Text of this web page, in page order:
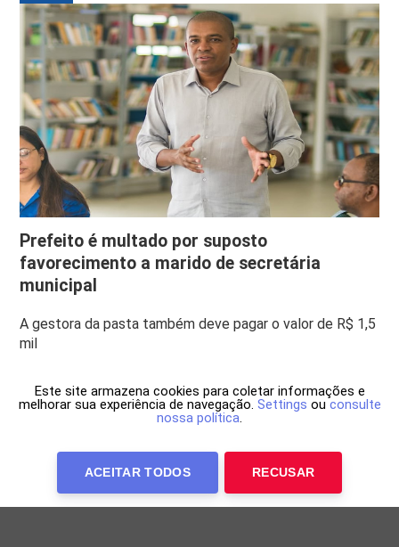
Prefeito é multado por suposto
favorecimento a marido de secretária
municipal
A gestora da pasta também deve pagar o valor de R$ 1,5
mil
Este site armazena cookies para coletar informações e
melhorar sua experiência de navegação. Settings ou consulte
nossa política.
ACEITAR TODOS RECUSAR